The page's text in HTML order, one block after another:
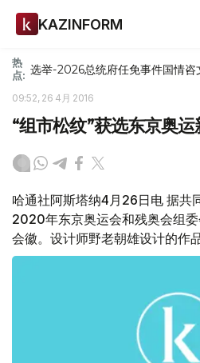
KAZINFORM
热
点: 选举-2026总统府任免事件国情咨
09:52, 26 4月 2016
“组市松纹”获选东京奥运
哈通社阿斯塔纳4月26日电 据共
2020年东京奥运会和残奥会组
会徽。设计师野老朝雄设计的作